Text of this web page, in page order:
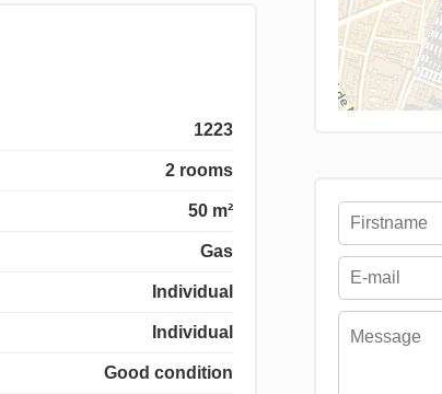
1223
2 rooms
50 m²
Gas
Individual
Individual
Good condition